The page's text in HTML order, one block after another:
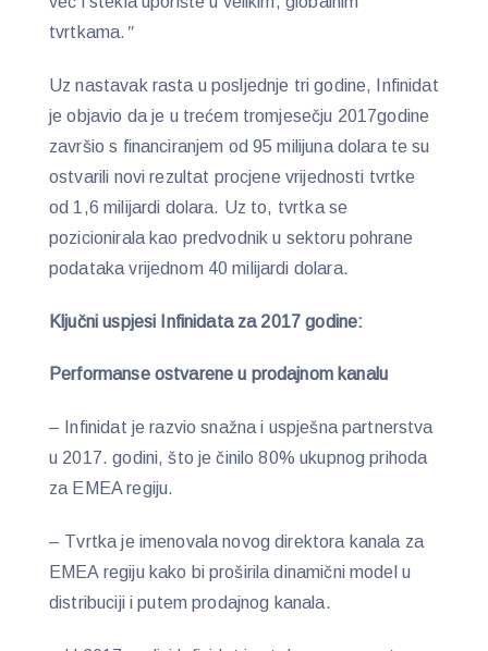
tvrtkama. "
Uz nastavak rasta u posljednje tri godine, Infinidat
je objavio da je u trećem tromjesečju 2017godine
završio s financiranjem od 95 milijuna dolara te su
ostvarili novi rezultat procjene vrijednosti tvrtke
od 1,6 milijardi dolara. Uz to, tvrtka se
pozicionirala kao predvodnik u sektoru pohrane
podataka vrijednom 40 milijardi dolara.
Ključni uspjesi Infinidata za 2017 godine:
Performanse ostvarene u prodajnom kanalu
– Infinidat je razvio snažna i uspješna partnerstva
u 2017. godini, što je činilo 80% ukupnog prihoda
za EMEA regiju.
– Tvrtka je imenovala novog direktora kanala za
EMEA regiju kako bi proširila dinamični model u
distribuciji i putem prodajnog kanala.